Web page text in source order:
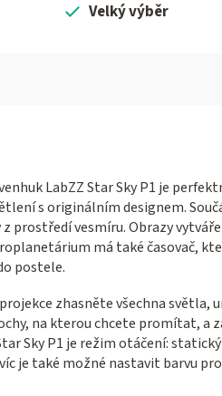
Velký výběr
LabZZ Star Sky P1 je
s originálním designem.
prostředí vesmíru. Obrazy
má také časovač,
postele.
zhasněte všechna
na kterou chcete promítat, a
Sky P1 je režim otáčení:
je také možné nastavit barvu